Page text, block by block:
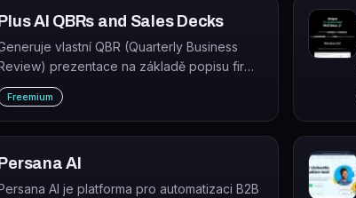
Plus AI QBRs and Sales Decks
vlastní QBR (Quarterly Business
prezentace na základě popisu firmy
a klienta, zdarma a poháněné AI.
Freemium
Persana AI
AI je platforma pro automatizaci B2B